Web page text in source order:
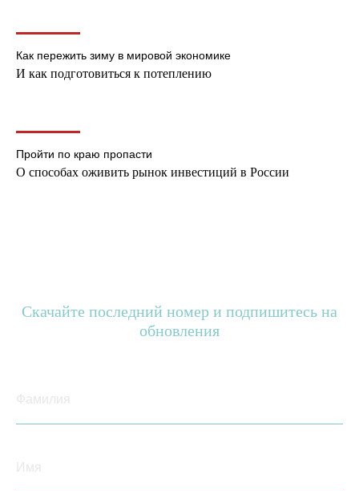
Как пережить зиму в мировой экономике
И как подготовиться к потеплению
Пройти по краю пропасти
О способах оживить рынок инвестиций в России
Скачайте последний номер и подпишитесь на
обновления